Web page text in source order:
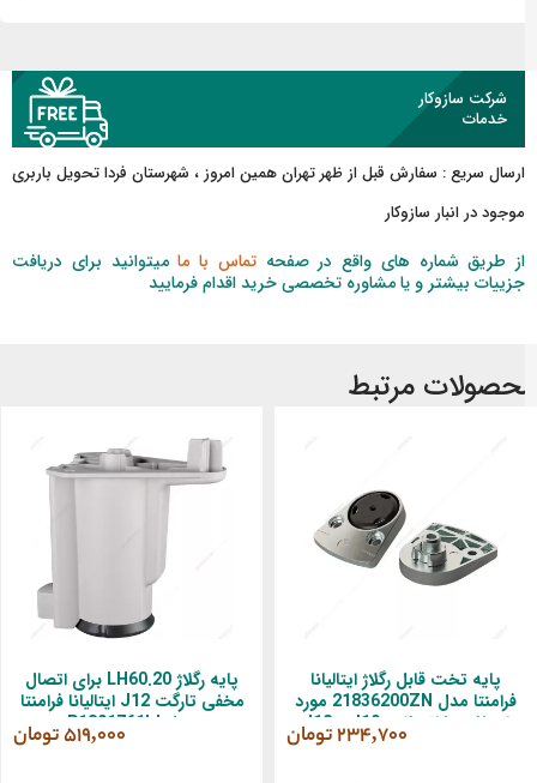
شرکت سازوکار
خدمات
ارسال سریع :سفارش قبل از ظهرتهران همین امروز ، شهرستان فردا تحویل باربری
موجود در انبار سازوکار
از طریق شماره های واقع در صفحهتماس با ما
میتوانید برای دریافت
جزییات بیشتر و یا مشاوره تخصصی خرید اقدام فرمایید
مرتبط
پایه تخت قابل رگلاژ ایتالیانا
فرامنتا مدل 21836200ZN مورد
استفاده با اتصالات J10 و J12‎234,700 تومان
پایه رگلاژ LH60.20 برای اتصال
مخفی تارگت J12 ایتالیانا فرامنتا
مدل P1801761IJ
‎519,000 تومان